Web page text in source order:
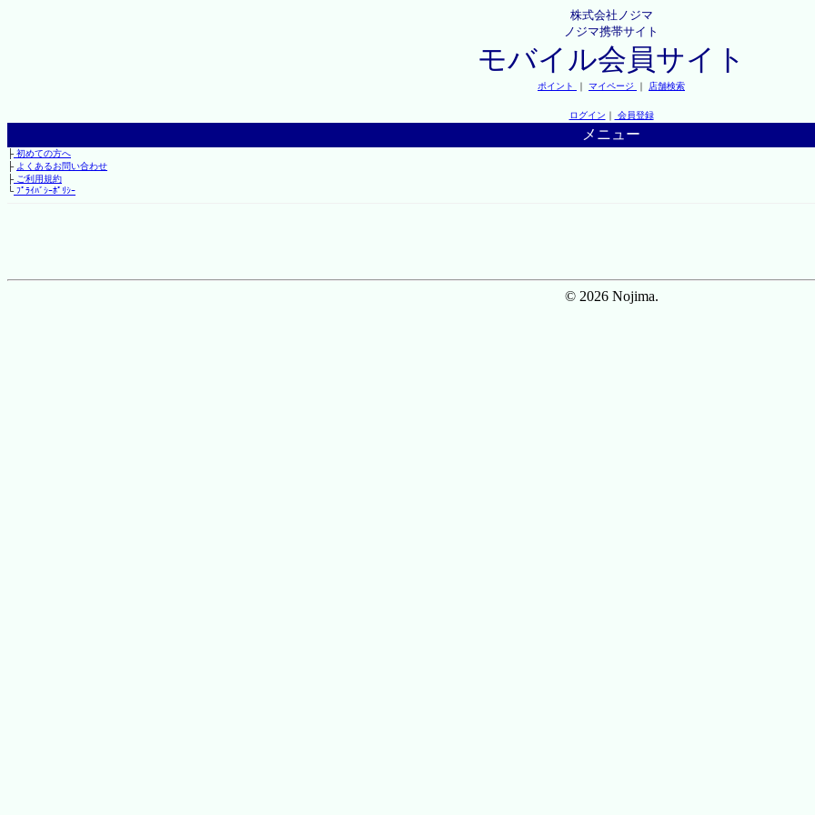
株式会社ノジマ
ノジマ携帯サイト
モバイル会員サイト
ポイント ｜ マイページ ｜ 店舗検索
ログイン ｜ 会員登録
メニュー
├初めての方へ
├ よくあるお問い合わせ
├ご利用規約
└ﾌﾟﾗｲﾊﾞｼｰﾎﾟﾘｼｰ
© 2026 Nojima.